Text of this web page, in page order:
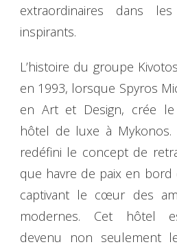
extraordinaires dans
inspirants.
L’histoire du groupe
en 1993, lorsque Spyros
en Art et Design, crée
hôtel de luxe à Mykonos.
redéfini le concept de
que havre de paix en bord
captivant le cœur des
modernes. Cet hôtel
devenu non seulement